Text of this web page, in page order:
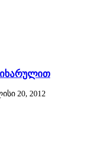
20, 2012